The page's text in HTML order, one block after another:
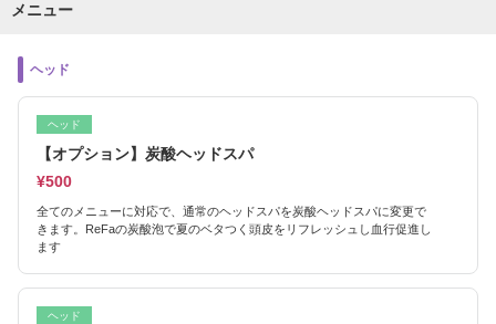
メニュー
ヘッド
ヘッド
【オプション】炭酸ヘッドスパ
¥500
全てのメニューに対応で、通常のヘッドスパを炭酸ヘッドスパに変更で
きます。ReFaの炭酸泡で夏のベタつく頭皮をリフレッシュし血行促進し
ます
ヘッド